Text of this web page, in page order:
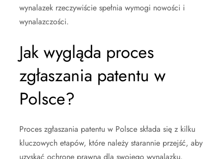
wynalazek rzeczywiście spełnia wymogi nowości i
wynalazczości.
Jak wygląda proces
zgłaszania patentu w
Polsce?
Proces zgłaszania patentu w Polsce składa się z kilku
kluczowych etapów, które należy starannie przejść, aby
uzyskać ochronę prawną dla swojego wynalazku.